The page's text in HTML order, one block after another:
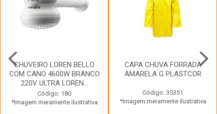
CHUVEIRO LOREN BELLO
COM CANO 4600W BRANCO
220V ULTRA LOREN...
Código: 180
*Imagem meramente ilustrativa
CAPA CHUVA FORRADA
AMARELA G PLASTCOR
Código: 35351
*Imagem meramente ilustrativa